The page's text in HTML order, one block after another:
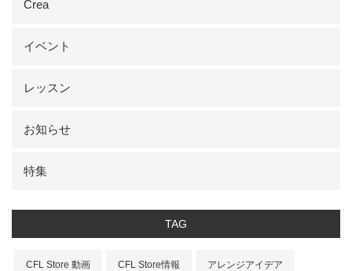
Crea
イベント
レッスン
お知らせ
特集
TAG
CFL Store 動画 CFL Store情報 アレンジアイデア